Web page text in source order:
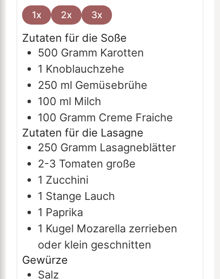
1x 2x 3x
Zutaten für die Soße
500 Gramm Karotten
1 Knoblauchzehe
250 ml Gemüsebrühe
100 ml Milch
100 Gramm Creme Fraiche
Zutaten für die Lasagne
250 Gramm Lasagneblätter
2-3 Tomaten große
1 Zucchini
1 Stange Lauch
1 Paprika
1 Kugel Mozarella zerrieben
oder klein geschnitten
Gewürze
Salz